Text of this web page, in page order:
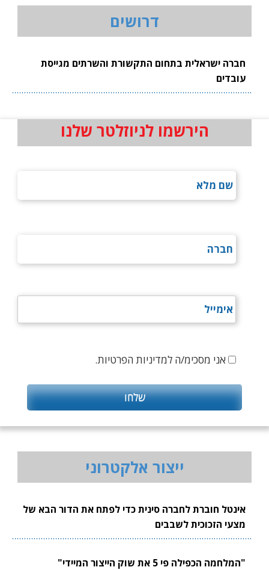
דרושים
חברה ישראלית בתחום התקשורת והשרתים מגייסת
עובדים
הירשמו לניוזלטר שלנו
אני מסכימ/ה למדיניות הפרטיות.
ייצור אלקטרוני
אינטל חוברת לחברה סינית כדי לפתח את הדור הבא של
מצעי הזכוכית לשבבים
"המלחמה הכפילה פי 5 את שוק הייצור המיידי"